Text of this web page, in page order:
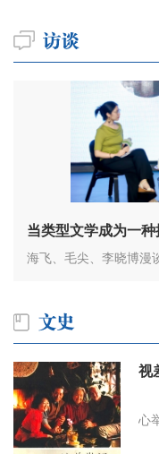
当类型文学成为一种
海飞、毛尖、李晓博漫
视
心